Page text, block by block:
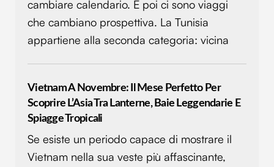
cambiare calendario. E poi ci sono viaggi
che cambiano prospettiva. La Tunisia
appartiene alla seconda categoria: vicina
Vietnam A Novembre: Il Mese Perfetto Per
Scoprire L’Asia Tra Lanterne, Baie Leggendarie E
Spiagge Tropicali
Se esiste un periodo capace di mostrare il
Vietnam nella sua veste più affascinante,